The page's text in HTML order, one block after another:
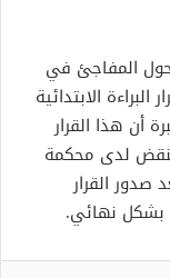
المفاجئ في
الابتدائية
أن هذا القرار
لدى محكمة
صدور القرار
بشكل نهائي.